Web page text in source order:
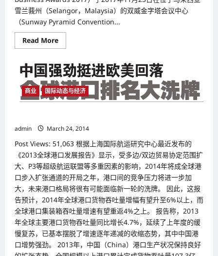
雪兰莪州（Selangor，Malaysia）的双威金字塔会议中心
（Sunway Pyramid Convention...
Read MoreRead
more
年
企
业
白
金
奖
2017）
2017
年
11
月
23
日
圆
满
举
行
《大
橙
报》
荣
获“中
小
企
商业 国际动态与经济
admin
March 24, 2014
Post Views: 51,063 根据上海国际航运研究中心最近发布的
《2013全球港口发展报告》显示，受多边/双边贸易协定范围扩
大、P3等超级航运联盟等多重因素的影响，2014年将成全球港
口步入扩张通道的开局之年，港口间的竞争压力将进一步加
大，未来港口格局将很有可能面临新一轮的洗牌。 因此，这报
告预计，2014年全球港口货物吞吐量增幅有望升至6%以上，而
全球港口集装箱吞吐量增速有望重返4%之上。 报告称，2013
年全球主要港口货物吞吐量同比增长4.7%，延续了上年度的缓
慢复苏，已基本摆脱了增速逐年递减的收缩态势，其中中国港
口增势强劲。 2013年，中国（China）港口生产状况保持良好